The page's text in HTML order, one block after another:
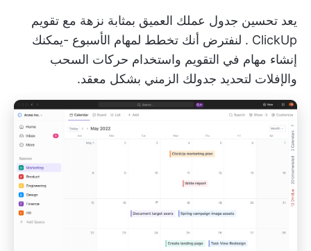
يعد تحسين جدول عملك العميق بمثابة نزهة مع تقويم
ClickUp . لنفترض أنك تخطط لمهام الأسبوع -يمكنك
إنشاء مهام في التقويم واستخدام حركات السحب
والإفلات لتحديد جدولك الزمني بشكل معقد.